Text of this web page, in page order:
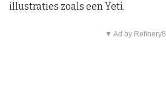
illustraties zoals een Yeti.
▼ Ad by